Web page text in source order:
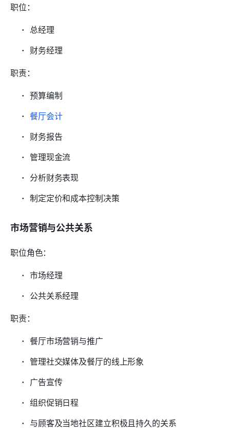
职位：
总经理
财务经理
职责：
预算编制
餐厅会计
财务报告
管理现金流
分析财务表现
制定定价和成本控制决策
市场营销与公共关系
职位角色：
市场经理
公共关系经理
职责：
餐厅市场营销与推广
管理社交媒体及餐厅的线上形象
广告宣传
组织促销日程
与顾客及当地社区建立积极且持久的关系